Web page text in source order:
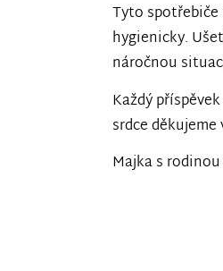
Tyto
hygienicky.
náročnou
Každý
srdce
Majka s